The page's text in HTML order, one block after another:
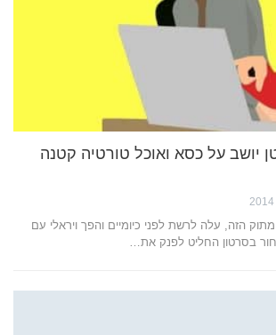
יושב על כסא ואוכל טורטיה קטנה
הזה, עלה לרשת לפני כיומיים והפך ויראלי עם